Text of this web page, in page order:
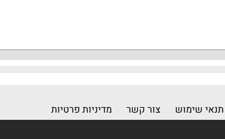
תנאי שימוש צור קשר מדיניות פרטיות